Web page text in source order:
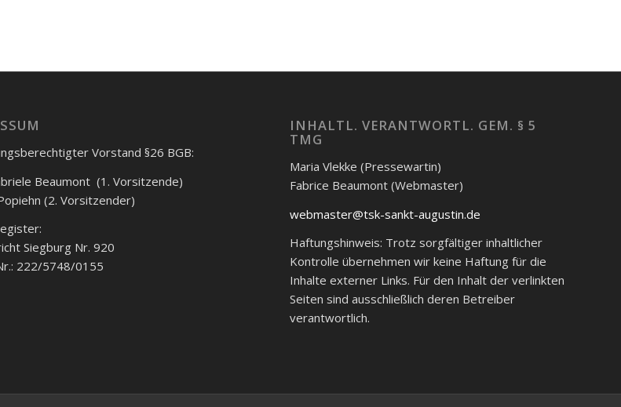
Vorstand §26 BGB:
Beaumont (1. Vorsitzende)
(2. Vorsitzender)
Siegburg Nr. 920
222/5748/0155
INHALTL. VERANTWORTL. GEM. § 5
TMG
Maria Vlekke (Pressewartin)
Fabrice Beaumont (Webmaster)
webmaster@tsk-sankt-augustin.de
Haftungshinweis: Trotz sorgfältiger inhaltlicher
Kontrolle übernehmen wir keine Haftung für die
Inhalte externer Links. Für den Inhalt der verlinkten
Seiten sind ausschließlich deren Betreiber
verantwortlich.